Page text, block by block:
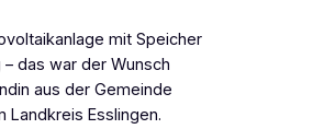
mit Speicher
– das war der Wunsch
aus der Gemeinde
Landkreis Esslingen.